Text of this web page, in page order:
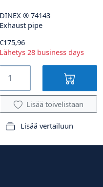
DINEX ® 74143
Exhaust pipe
€175,96
Lähetys 28 business days
Lisää toivelistaan
Lisää vertailuun